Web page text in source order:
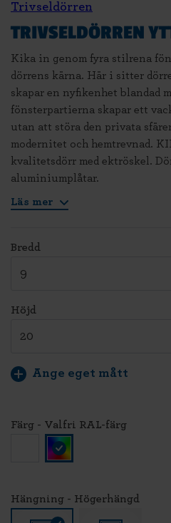
Trivseldörren
TRIVSELDÖRREN
Kika in genom fyra stilrena
dörrens kärna. Här i sitter
skapar en nyfikenhet blandad
fönsterpartierna skapar ett
utan att störa den privata
modernitet och hemtrevnad.
kvalitetsdörr med ektröskel.
aluminiumplåtar.
Läs mer
Bredd
Höjd
Ange eget mått
Färg - Valfri RAL-färg
Hängning - Högerhängd